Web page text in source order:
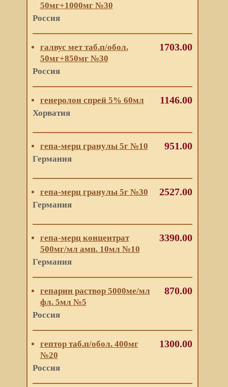
50мг+1000мг №30
Россия
галвус мет таб.п/обол.
50мг+850мг №30
Россия
1703.00
генеролон спрей 5% 60мл
Хорватия
1146.00
гепа-мерц гранулы 5г №10
Германия
951.00
гепа-мерц гранулы 5г №30
Германия
2527.00
гепа-мерц концентрат
500мг/мл амп. 10мл №10
Германия
3390.00
гепарин раствор 5000ме/мл
фл. 5мл №5
Россия
870.00
гептор таб.п/обол. 400мг
№20
Россия
1300.00